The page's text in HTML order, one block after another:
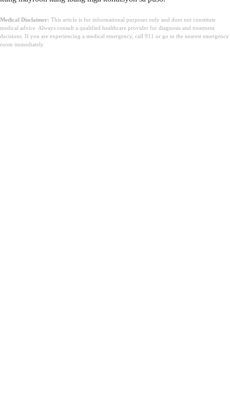
Medical Disclaimer: This article is for informational purposes only and does not constitute
medical advice. Always consult a qualified healthcare provider for diagnosis and treatment
decisions. If you are experiencing a medical emergency, call 911 or go to the nearest emergency
room immediately.